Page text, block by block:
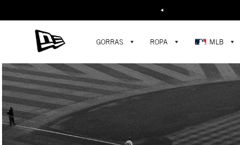
Buscar...
GORRAS ROPA MLB